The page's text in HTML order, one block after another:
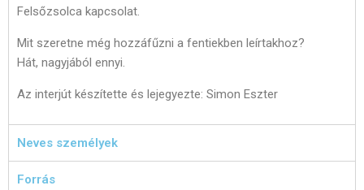
Felsőzsolca kapcsolat.
Mit szeretne még hozzáfűzni a fentiekben leírtakhoz?
Hát, nagyjából ennyi.
Az interjút készítette és lejegyezte: Simon Eszter
Neves személyek
Forrás